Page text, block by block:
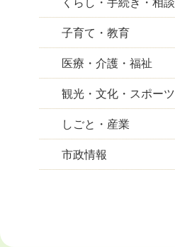
くらし・手続き・相談
子育て・教育
医療・介護・福祉
観光・文化・スポーツ
しごと・産業
市政情報